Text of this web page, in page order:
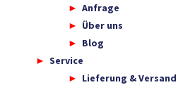
Anfrage
Über uns
Blog
Service
Lieferung & Versand